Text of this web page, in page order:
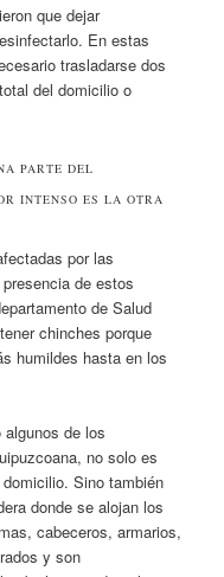
que dejar
En estas
trasladarse dos
del domicilio o
PARTE DEL
INTENSO ES LA OTRA
por las
de estos
de Salud
chinches porque
humildes hasta en los
de los
no solo es
Sino también
donde se alojan los
cabeceros, armarios,
y son